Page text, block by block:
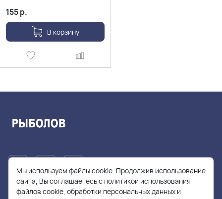
155р.
В корзину
+7(905)705-55-49
Мы используем файлы cookie. Продолжив использование
сайта, Вы соглашаетесь с политикой использования
файлов cookie, обработки персональных данных и